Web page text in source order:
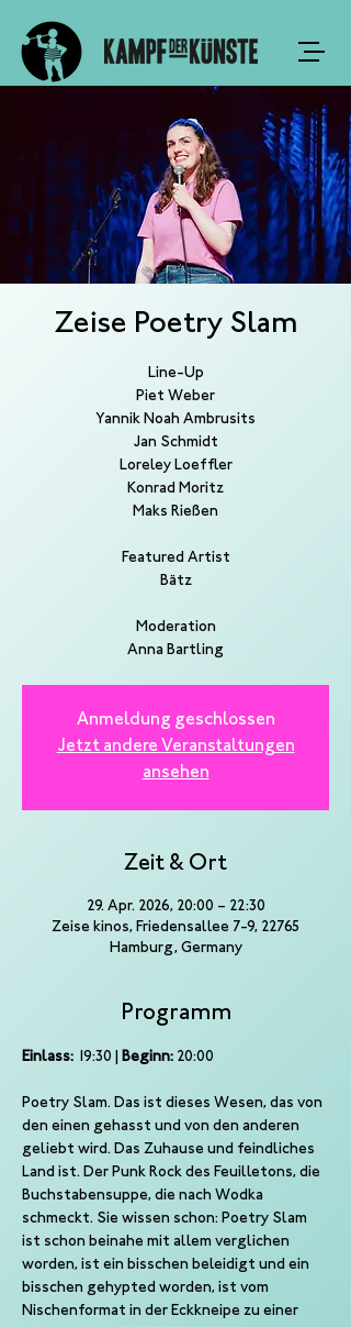
Zeise Poetry Slam
Line-Up
Piet Weber
Yannik Noah Ambrusits
Jan Schmidt
Loreley Loeffler
Konrad Moritz
Maks Rießen
Featured Artist
Bätz
Moderation
Anna Bartling
Anmeldung geschlossen
Jetzt andere Veranstaltungen
ansehen
Zeit & Ort
29. Apr. 2026, 20:00 – 22:30
Zeise kinos, Friedensallee 7-9, 22765
Hamburg, Germany
Programm
Einlass: 19:30 | Beginn: 20:00
Poetry Slam. Das ist dieses Wesen, das von
den einen gehasst und von den anderen
geliebt wird. Das Zuhause und feindliches
Land ist. Der Punk Rock des Feuilletons, die
Buchstabensuppe, die nach Wodka
schmeckt. Sie wissen schon: Poetry Slam
ist schon beinahe mit allem verglichen
worden, ist ein bisschen beleidigt und ein
bisschen gehypted worden, ist vom
Nischenformat in der Eckkneipe zu einer